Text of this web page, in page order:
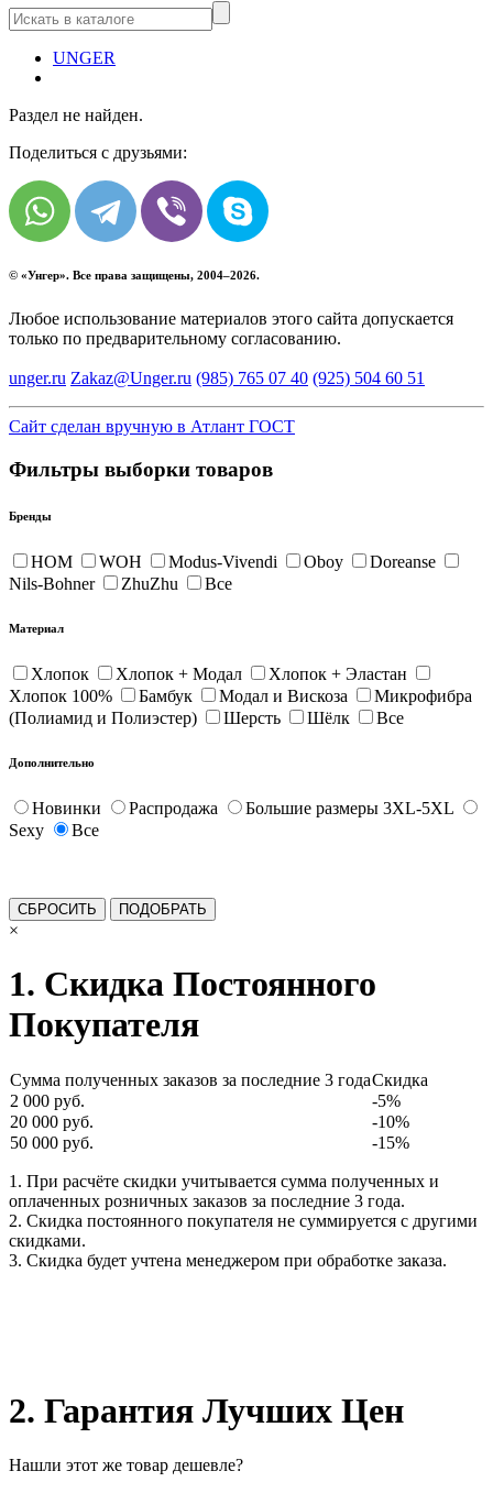
UNGER
Раздел не найден.
Поделиться с друзьями:
© «Унгер». Все права защищены, 2004–2026.
Любое использование материалов этого сайта допускается
только по предварительному согласованию.
unger.ru Zakaz@Unger.ru (985) 765 07 40 (925) 504 60 51
Сайт сделан вручную в Атлант ГОСТ
Фильтры выборки товаров
Бренды
HOM WOH Modus-Vivendi Oboy
Doreanse
Nils-Bohner
ZhuZhu Все
Материал
Хлопок Хлопок + Модал
Хлопок + Эластан
Хлопок 100%
Бамбук Модал и Вискоза
Микрофибра
(Полиамид и Полиэстер)
Шерсть Шёлк Все
Дополнительно
Новинки Распродажа
Большие размеры 3XL-5XL
Sexy
Все
×
1. Скидка Постоянного
Покупателя
Сумма полученных заказов за последние 3 годаСкидка
2 000 руб.
-5%
20 000 руб.
-10%
50 000 руб.
-15%
1. При расчёте скидки учитывается сумма полученных и
оплаченных розничных заказов за последние 3 года.
2. Скидка постоянного покупателя не суммируется с другими
скидками.
3. Скидка будет учтена менеджером при обработке заказа.
2. Гарантия Лучших Цен
Нашли этот же товар дешевле?